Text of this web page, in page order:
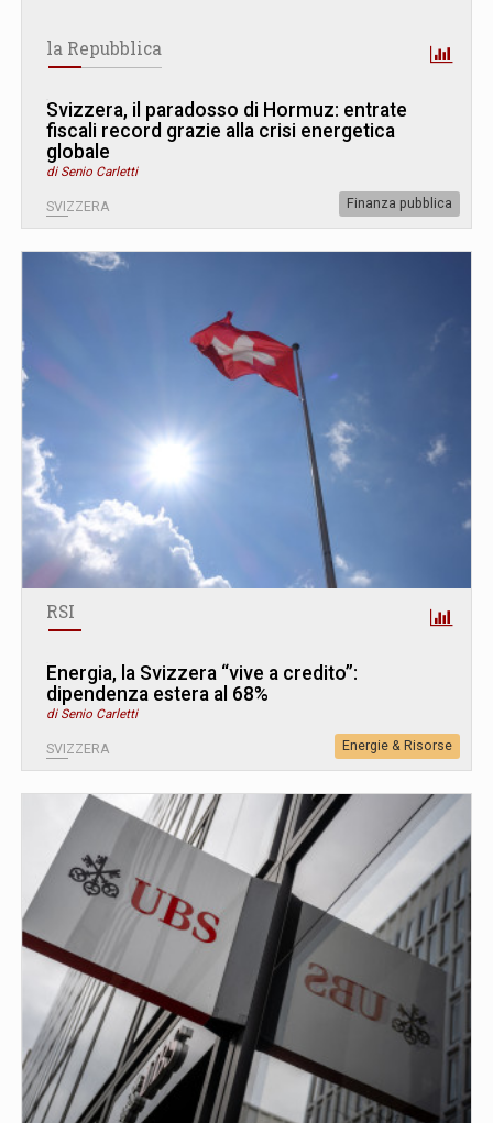
la Repubblica
Svizzera, il paradosso di Hormuz: entrate
fiscali record grazie alla crisi energetica
globale
di Senio Carletti
SVIZZERA Finanza pubblica
RSI
Energia, la Svizzera “vive a credito”:
dipendenza estera al 68%
di Senio Carletti
SVIZZERA Energie & Risorse